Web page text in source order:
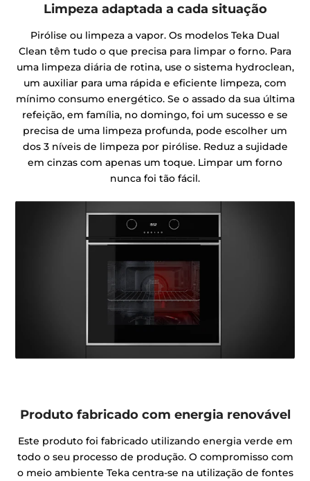
Limpeza adaptada a cada situação
Pirólise ou limpeza a vapor. Os modelos Teka Dual
Clean têm tudo o que precisa para limpar o forno. Para
uma limpeza diária de rotina, use o sistema hydroclean,
um auxiliar para uma rápida e eficiente limpeza, com
mínimo consumo energético. Se o assado da sua última
refeição, em família, no domingo, foi um sucesso e se
precisa de uma limpeza profunda, pode escolher um
dos 3 níveis de limpeza por pirólise. Reduz a sujidade
em cinzas com apenas um toque. Limpar um forno
nunca foi tão fácil.
Produto fabricado com energia renovável
Este produto foi fabricado utilizando energia verde em
todo o seu processo de produção. O compromisso com
o meio ambiente Teka centra-se na utilização de fontes